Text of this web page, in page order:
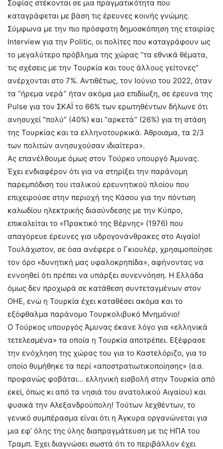
Σοφίας στέκονται σε μια πραγματικότητα που
καταγράφεται με βάση τις έρευνες κοινής γνώμης.
Σύμφωνα με την πιο πρόσφατη δημοσκόπηση της εταιρίας
Interview για την Politic, οι πολίτες που καταγράφουν ως
το μεγαλύτερο πρόβλημα της χώρας “τα εθνικά θέματα,
τις σχέσεις με την Τουρκία και τους άλλους γείτονες”
ανέρχονται στο 7%. Αντιθέτως, τον Ιούνιο του 2022, όταν
τα “ήρεμα νερά” ήταν ακόμα μια επιδίωξη, σε έρευνα της
Pulse για τον ΣΚΑΪ το 66% των ερωτηθέντων δήλωνε ότι
ανησυχεί “πολύ” (40%) και “αρκετά” (26%) για τη στάση
της Τουρκίας και τα ελληνοτουρκικά. Άθροισμα, τα 2/3
των πολιτών ανησυχούσαν ιδιαίτερα».
Ας επανέλθουμε όμως στον Τούρκο υπουργό Άμυνας.
Έχει ενδιαφέρον ότι για να στηρίξει την παράνομη
παρεμπόδιση του ιταλικού ερευνητικού πλοίου που
επιχειρούσε στην περιοχή της Κάσου για την πόντιση
καλωδίου ηλεκτρικής διασύνδεσης με την Κύπρο,
επικαλείται το «Πρακτικό της Βέρνης» (1976) που
απαγόρευε έρευνες για υδρογονάνθρακες στο Αιγαίο!
Τουλάχιστον, σε όσα ανέφερε ο Γκιουλέρ, χρησιμοποίησε
τον όρο «δυνητική μας υφαλοκρηπίδα», αφήνοντας να
εννοηθεί ότι πρέπει να υπάρξει συνεννόηση. Η Ελλάδα
όμως δεν προχωρά σε κατάθεση συντεταγμένων στον
ΟΗΕ, ενώ η Τουρκία έχει καταθέσει ακόμα και το
εξόφθαλμα παράνομο Τουρκολιβυκό Μνημόνιο!
Ο Τούρκος υπουργός Άμυνας έκανε λόγο για «ελληνικά
τετελεσμένα» τα οποία η Τουρκία αποτρέπει. Εξέφρασε
την ενόχληση της χώρας του για το Καστελόριζο, για το
οποίο θυμήθηκε τα περί «αποστρατιωτικοποίησης» (σ.σ.
προφανώς φοβάται… ελληνική εισβολή στην Τουρκία από
εκεί, όπως κι από τα νησιά του ανατολικού Αιγαίου) και
φυσικά την Αλεξανδρούπολη! Τούτων λεχθέντων, το
γενικό συμπέρασμα είναι ότι η Άγκυρα οργανώνεται για
μια εφ’ όλης της ύλης διαπραγμάτευση με τις ΗΠΑ του
Τραμπ. Έχει διαγνώσει σωστά ότι το περιβάλλον έχει